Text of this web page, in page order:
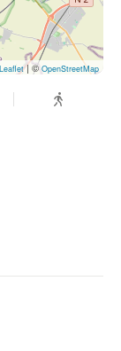
Leaflet| ©OpenStreetMap